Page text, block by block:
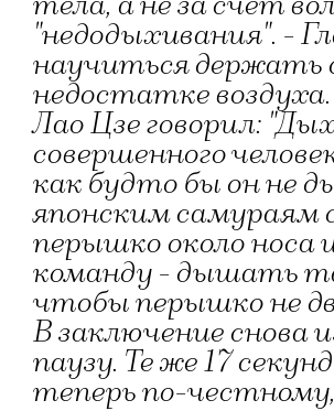
"недодыхивания". -
научиться держать
недостатке
Лао Цзе говорил:
совершенного
как будто бы он не
японским самураям
перышко около носа
команду - дышать
чтобы перышко не
В заключение снова
паузу. Те же 17
теперь по-